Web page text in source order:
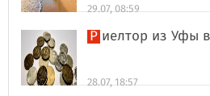
29.07, 08:59
Риелтор из Уфы
28.07, 18:57